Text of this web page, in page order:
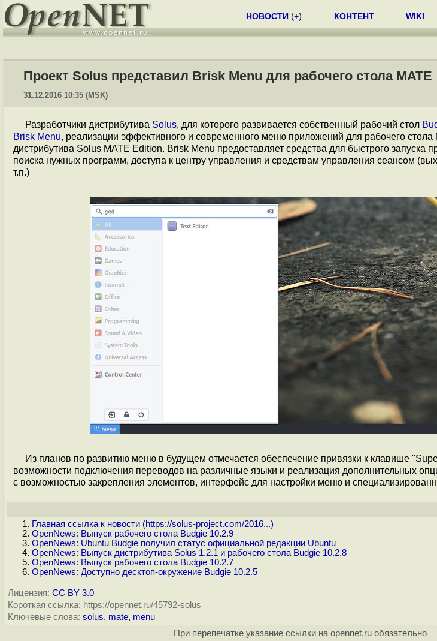
НОВОСТИ (+) КОНТЕНТ WIKI
Проект Solus представил Brisk Menu для рабочего стола MATE
31.12.2016 10:35 (MSK)
Разработчики дистрибутива Solus, для которого развивается собственный рабочий стол
Brisk Menu, реализации эффективного и современного меню приложений для рабочего стола
дистрибутива Solus MATE Edition. Brisk Menu предоставляет средства для быстрого запуска
поиска нужных программ, доступа к центру управления и средствам управления сеансом
т.п.)
Из планов по развитию меню в будущем отмечается обеспечение привязки к клавише
возможности подключения переводов на различные языки и реализация дополнительных
с возможностью закрепления элементов, интерфейс для настройки меню и
Главная ссылка к новости (https://solus-project.com/2016...)
OpenNews: Выпуск рабочего стола Budgie 10.2.9
OpenNews: Ubuntu Budgie получил статус официальной редакции Ubuntu
OpenNews: Выпуск дистрибутива Solus 1.2.1 и рабочего стола Budgie 10.2.8
OpenNews: Выпуск рабочего стола Budgie 10.2.7
OpenNews: Доступно десктоп-окружение Budgie 10.2.5
Лицензия: CC BY 3.0
Короткая ссылка: https://opennet.ru/45792-solus
Ключевые слова: solus, mate, menu
При перепечатке указание ссылки на opennet.ru обязательно